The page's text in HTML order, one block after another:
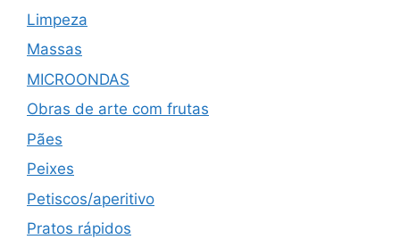
Limpeza
Massas
MICROONDAS
Obras de arte com frutas
Pães
Peixes
Petiscos/aperitivo
Pratos rápidos